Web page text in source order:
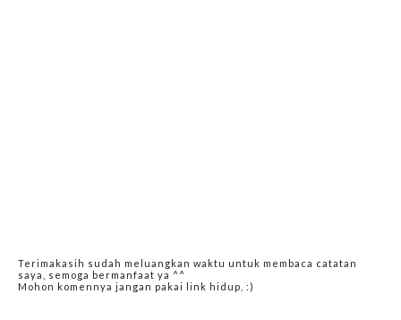
Terimakasih sudah meluangkan waktu untuk membaca catatan
saya, semoga bermanfaat ya ^^
Mohon komennya jangan pakai link hidup, :)